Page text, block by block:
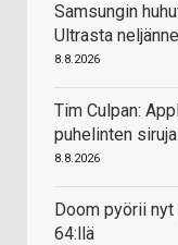
Samsungin
Ultrasta
8.8.2026
Tim Culpan:
puhelinten
8.8.2026
Doom pyörii
64:llä